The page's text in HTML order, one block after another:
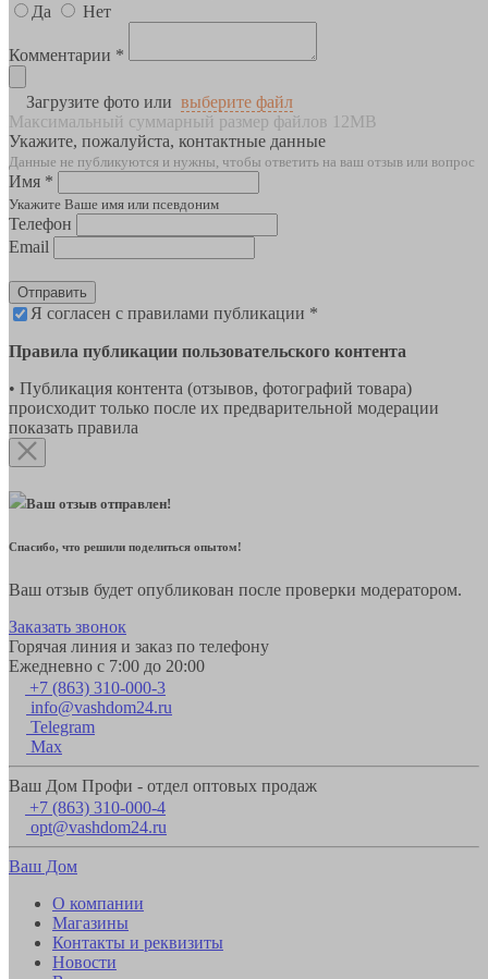
Да
Нет
Комментарии *
Загрузите фото или выберите файл
Максимальный суммарный размер файлов 12MB
Укажите, пожалуйста, контактные данные
Данные не публикуются и нужны, чтобы ответить на ваш отзыв или вопрос
Имя *
Укажите Ваше имя или псевдоним
Телефон
Email
Отправить
Я согласен с правилами публикации *
Правила публикации пользовательского контента
• Публикация контента (отзывов, фотографий товара)
происходит только после их предварительной модерации
показать правила
Ваш отзыв отправлен!
Спасибо, что решили поделиться опытом!
Ваш отзыв будет опубликован после проверки модератором.
Заказать звонок
Горячая линия и заказ по телефону
Ежедневно с 7:00 до 20:00
+7 (863) 310-000-3
info@vashdom24.ru
Telegram
Max
Ваш Дом Профи - отдел оптовых продаж
+7 (863) 310-000-4
opt@vashdom24.ru
Ваш Дом
О компании
Магазины
Контакты и реквизиты
Новости